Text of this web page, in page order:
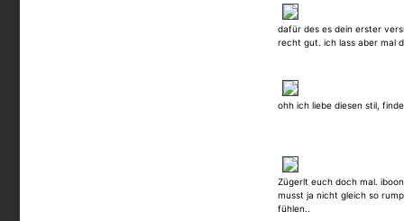
dafür des es dein erster
recht gut. ich lass aber mal
ohh ich liebe diesen stil,
Zügerlt euch doch mal.
musst ja nicht gleich so
fühlen..